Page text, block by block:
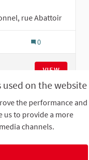
on the website
the performance and
us to provide a more
channels.
rue Abattoir
0
VIEW
all withdrawn meetings